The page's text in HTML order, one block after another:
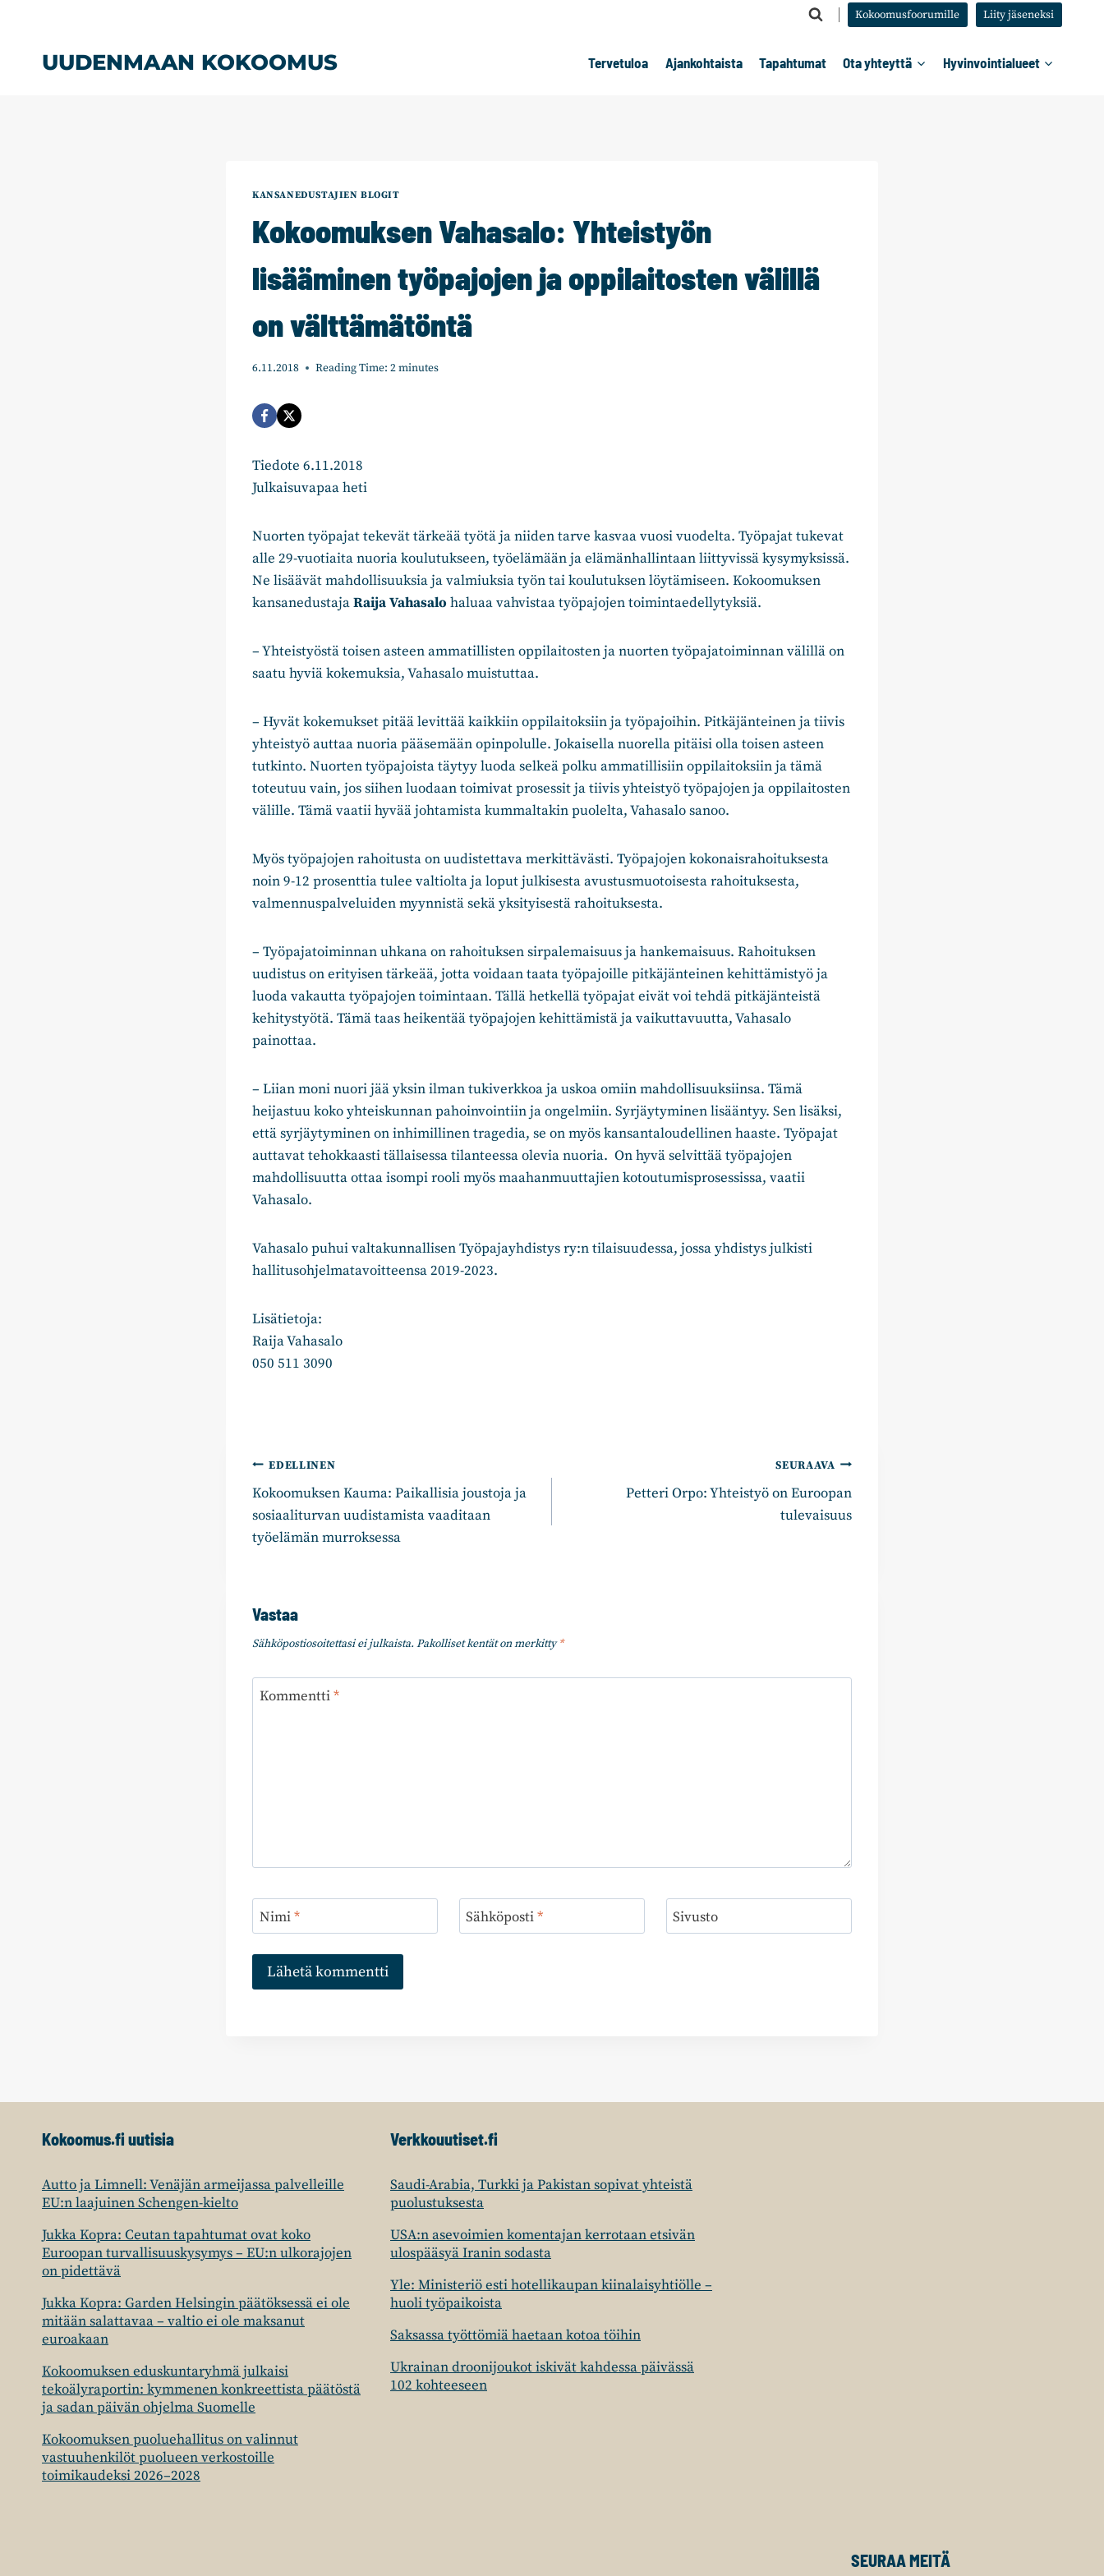
Kokoomusfoorumille Liity jäseneksi
UUDENMAAN KOKOOMUS Tervetuloa Ajankohtaista Tapahtumat Ota yhteyttä Hyvinvointialueet
KANSANEDUSTAJIEN BLOGIT
Kokoomuksen Vahasalo: Yhteistyön
lisääminen työpajojen ja oppilaitosten välillä
on välttämätöntä
6.11.2018 Reading Time: 2minutes
Tiedote 6.11.2018
Julkaisuvapaa heti
Nuorten työpajat tekevät tärkeää työtä ja niiden tarve kasvaa vuosi vuodelta. Työpajat tukevat
alle 29-vuotiaita nuoria koulutukseen, työelämään ja elämänhallintaan liittyvissä kysymyksissä.
Ne lisäävät mahdollisuuksia ja valmiuksia työn tai koulutuksen löytämiseen. Kokoomuksen
kansanedustajaRaija Vahasalo haluaa vahvistaa työpajojen toimintaedellytyksiä.
– Yhteistyöstä toisen asteen ammatillisten oppilaitosten ja nuorten työpajatoiminnan välillä on
saatu hyviä kokemuksia, Vahasalo muistuttaa.
– Hyvät kokemukset pitää levittää kaikkiin oppilaitoksiin ja työpajoihin. Pitkäjänteinen ja tiivis
yhteistyö auttaa nuoria pääsemään opinpolulle. Jokaisella nuorella pitäisi olla toisen asteen
tutkinto. Nuorten työpajoista täytyy luoda selkeä polku ammatillisiin oppilaitoksiin ja tämä
toteutuu vain, jos siihen luodaan toimivat prosessit ja tiivis yhteistyö työpajojen ja oppilaitosten
välille. Tämä vaatii hyvää johtamista kummaltakin puolelta, Vahasalo sanoo.
Myös työpajojen rahoitusta on uudistettava merkittävästi. Työpajojen kokonaisrahoituksesta
noin 9-12 prosenttia tulee valtiolta ja loput julkisesta avustusmuotoisesta rahoituksesta,
valmennuspalveluiden myynnistä sekä yksityisestä rahoituksesta.
– Työpajatoiminnan uhkana on rahoituksen sirpalemaisuus ja hankemaisuus. Rahoituksen
uudistus on erityisen tärkeää, jotta voidaan taata työpajoille pitkäjänteinen kehittämistyö ja
luoda vakautta työpajojen toimintaan. Tällä hetkellä työpajat eivät voi tehdä pitkäjänteistä
kehitystyötä. Tämä taas heikentää työpajojen kehittämistä ja vaikuttavuutta, Vahasalo
painottaa.
– Liian moni nuori jää yksin ilman tukiverkkoa ja uskoa omiin mahdollisuuksiinsa. Tämä
heijastuu koko yhteiskunnan pahoinvointiin ja ongelmiin. Syrjäytyminen lisääntyy. Sen lisäksi,
että syrjäytyminen on inhimillinen tragedia, se on myös kansantaloudellinen haaste. Työpajat
auttavat tehokkaasti tällaisessa tilanteessa olevia nuoria. On hyvä selvittää työpajojen
mahdollisuutta ottaa isompi rooli myös maahanmuuttajien kotoutumisprosessissa, vaatii
Vahasalo.
Vahasalo puhui valtakunnallisen Työpajayhdistys ry:n tilaisuudessa, jossa yhdistys julkisti
hallitusohjelmatavoitteensa 2019-2023.
Lisätietoja:
Raija Vahasalo
050 511 3090
Artikkelien
selaus
EDELLINEN
Kokoomuksen Kauma: Paikallisia joustoja ja
sosiaaliturvan uudistamista vaaditaan
työelämän murroksessa
SEURAAVA
Petteri Orpo: Yhteistyö on Euroopan
tulevaisuus
Vastaa
Sähköpostiosoitettasi ei julkaista. Pakolliset kentät on merkitty*
Kommentti*
Nimi* Sähköposti* Sivusto
Kokoomus.fi uutisia
Autto ja Limnell: Venäjän armeijassa palvelleille
EU:n laajuinen Schengen-kielto
Jukka Kopra: Ceutan tapahtumat ovat koko
Euroopan turvallisuuskysymys – EU:n ulkorajojen
on pidettävä
Jukka Kopra: Garden Helsingin päätöksessä ei ole
mitään salattavaa – valtio ei ole maksanut
euroakaan
Kokoomuksen eduskuntaryhmä julkaisi
tekoälyraportin: kymmenen konkreettista päätöstä
ja sadan päivän ohjelma Suomelle
Kokoomuksen puoluehallitus on valinnut
vastuuhenkilöt puolueen verkostoille
toimikaudeksi 2026–2028
Verkkouutiset.fi
Saudi-Arabia, Turkki ja Pakistan sopivat yhteistä
puolustuksesta
USA:n asevoimien komentajan kerrotaan etsivän
ulospääsyä Iranin sodasta
Yle: Ministeriö esti hotellikaupan kiinalaisyhtiölle –
huoli työpaikoista
Saksassa työttömiä haetaan kotoa töihin
Ukrainan droonijoukot iskivät kahdessa päivässä
102 kohteeseen
SEURAA MEITÄ